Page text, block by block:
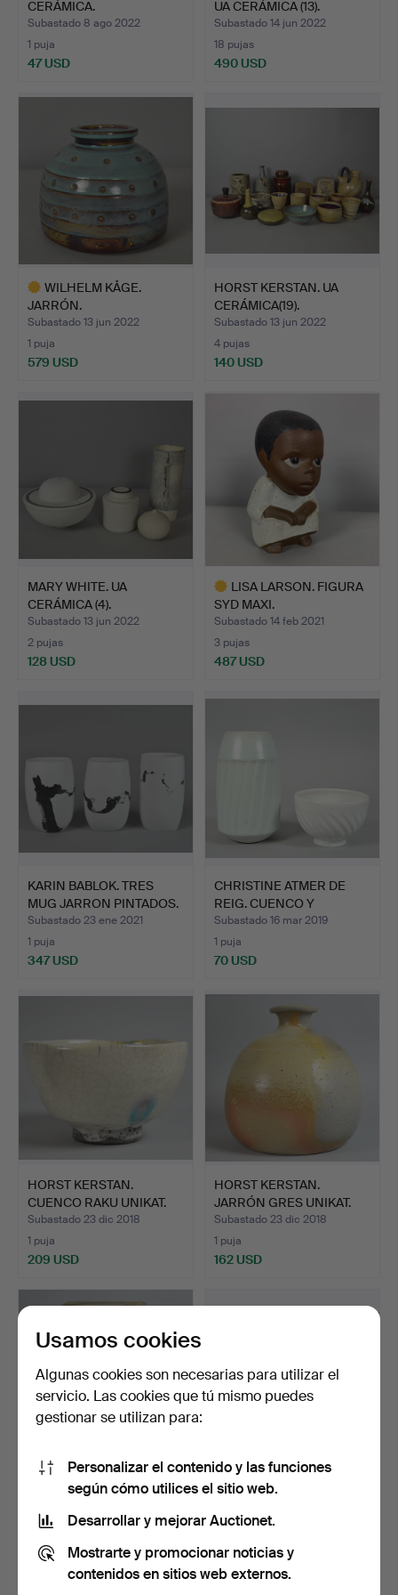
CERÁMICA.
Subastado 8 ago 2022
1 puja
47 USD
UA CERÁMICA (13).
Subastado 14 jun 2022
18 pujas
490 USD
WILHELM KÅGE.
JARRÓN.
Subastado 13 jun 2022
1 puja
579 USD
seleccionado
HORST KERSTAN. UA
CERÁMICA(19).
Subastado 13 jun 2022
4 pujas
140 USD
MARY WHITE. UA
CERÁMICA (4).
Subastado 13 jun 2022
2 pujas
128 USD
LISA LARSON. FIGURA
SYD MAXI.
Subastado 14 feb 2021
3 pujas
487 USD
KARIN BABLOK. TRES
MUG JARRON PINTADOS.
Subastado 23 ene 2021
1 puja
347 USD
CHRISTINE ATMER DE
REIG. CUENCO Y
JARRON.
Subastado 16 mar 2019
1 puja
70 USD
HORST KERSTAN.
CUENCO RAKU UNIKAT.
Subastado 23 dic 2018
1 puja
209 USD
HORST KERSTAN.
JARRÓN GRES UNIKAT.
Subastado 23 dic 2018
1 puja
162 USD
HORST KERSTAN.
JARRÓN GRES ÚNICO.
Subastado 23 dic 2018
255 USD
HUTSCHENREUTHER
Subastado 25 sep 2018
139 USD
Usamos cookies
Algunas cookies son necesarias para utilizar el
servicio. Las cookies que tú mismo puedes
gestionar se utilizan para:
Personalizar el contenido y las funciones
según cómo utilices el sitio web.
Desarrollar y mejorar Auctionet.
Mostrarte y promocionar noticias y
contenidos en sitios web externos.